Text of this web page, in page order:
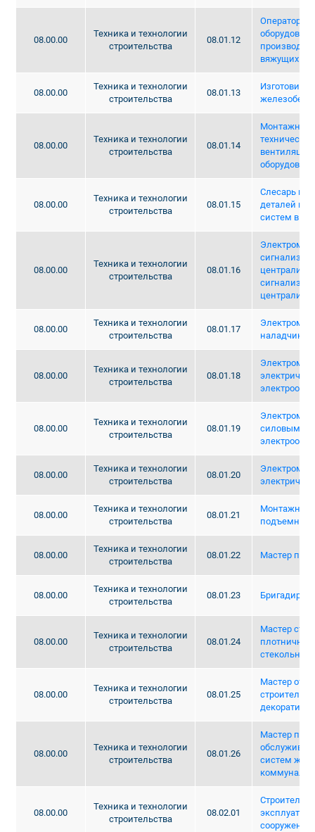
08.00.00
Техника и технологии
строительства
08.01.12
Оператор
вяжущих
08.00.00
Техника и технологии
строительства
08.01.13
08.00.00
Техника и технологии
строительства
08.01.14
Монтажник
08.00.00
Техника и технологии
строительства
08.01.15
Слесарь по
деталей и
систем в
08.00.00
Техника и технологии
строительства
08.01.16
08.00.00
Техника и технологии
строительства
08.01.17
наладчик
08.00.00
Техника и технологии
строительства
08.01.18
08.00.00
Техника и технологии
строительства
08.01.19
силовым
08.00.00
Техника и технологии
строительства
08.01.20
08.00.00
Техника и технологии
строительства
08.01.21
Монтажник
08.00.00
Техника и технологии
строительства
08.01.22 Мастер
08.00.00
Техника и технологии
строительства
08.01.23 Бригадир-
08.00.00
Техника и технологии
строительства
08.01.24
Мастер
стекольных
08.00.00
Техника и технологии
строительства
08.01.25
Мастер
08.00.00
Техника и технологии
строительства
08.01.26
Мастер по
систем
08.00.00
Техника и технологии
строительства
08.02.01
сооружений